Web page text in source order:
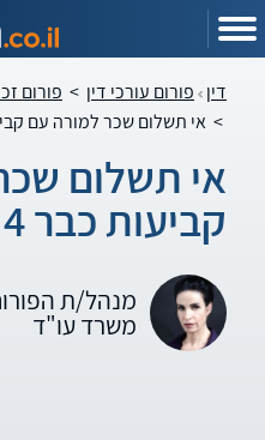
דין פורום עורכי דין > פורום
> אי תשלום שכר למורה עם קביעות
אי תשלום
קביעות כבר 4 חודשים
מנהל/ת
משרד עו"ד